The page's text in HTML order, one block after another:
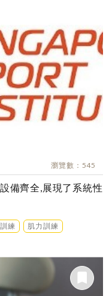
瀏覽數 545
備齊全,展現了系統性
訓練 肌力訓練